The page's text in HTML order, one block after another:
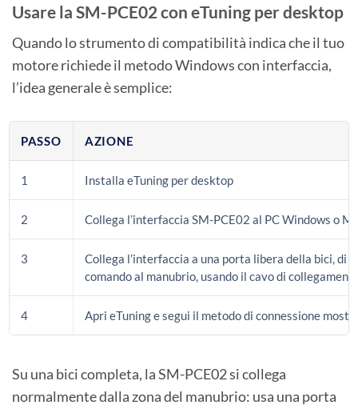
Usare la SM-PCE02 con eTuning per desktop
Quando lo strumento di compatibilità indica che il tuo
motore richiede il metodo Windows con interfaccia,
l’idea generale è semplice:
PASSO AZIONE
1 Installa eTuning per desktop
2 Collega l’interfaccia SM-PCE02 al PC Windows o
3
Collega l’interfaccia a una porta libera della bici, di
comando al manubrio, usando il cavo di
4 Apri eTuning e segui il metodo di connessione
Su una bici completa, la SM-PCE02 si collega
normalmente dalla zona del manubrio: usa una porta